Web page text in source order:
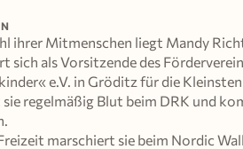
ihrer Mitmenschen liegt Mandy
sich als Vorsitzende des
e.V. in Gröditz für die
sie regelmäßig Blut beim DRK und
marschiert sie beim Nordic